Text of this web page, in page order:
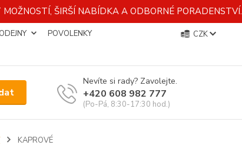
MOŽNOSTÍ, ŠIRŠÍ NABÍDKA A ODBORNÉ PORADENSTVÍ.
POVOLENKY
CZK
Nevíte si rady? Zavolejte.
+420 608 982 777
(Po-Pá, 8:30-17:30 hod.)
KAPROVÉ